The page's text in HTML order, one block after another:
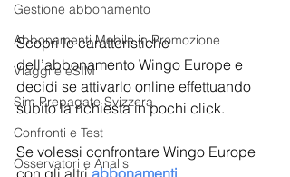
Gestione abbonamento
Abbonamenti Mobile in Promozione
Viaggi e eSIM
Sim Prepagate Svizzera
Confronti e Test
Osservatori e Analisi
Scopri le caratteristiche
dell’abbonamento Wingo Europe e
decidi se attivarlo online effettuando
subito la richiesta in pochi click.
Se volessi confrontare Wingo Europe